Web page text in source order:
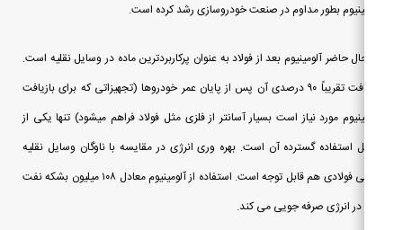
بطور مداوم در صنعت خودروسازی رشد کرده است.
حاضر آلومینیوم بعد از فولاد به عنوان پرکاربردترین ماده در وسایل نقلیه است.
بازیافت تقریباً ۹۰ درصدی آن پس از پایان عمر خودروها (تجهیزاتی که برای بازیافت
مورد نیاز است بسیار آسانتر از فلزی مثل فولاد فراهم میشود) تنها یکی از
استفاده گسترده آن است. بهره وری انرژی در مقایسه با ناوگان وسایل نقلیه
سنتی فولادی هم قابل توجه است. استفاده از آلومینیوم معادل ۱۰۸ میلیون بشکه نفت
انرژی صرفه جویی می کند.